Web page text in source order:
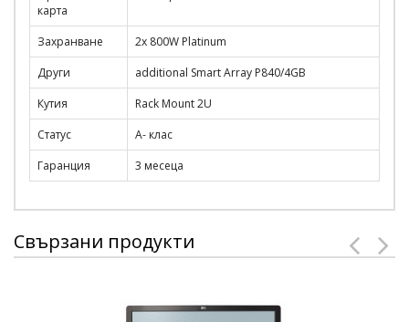
карта
Захранване
2x 800W Platinum
Други
additional Smart Array P840/4GB
Кутия
Rack Mount 2U
Статус
A- клас
Гаранция
3 месеца
Свързани продукти